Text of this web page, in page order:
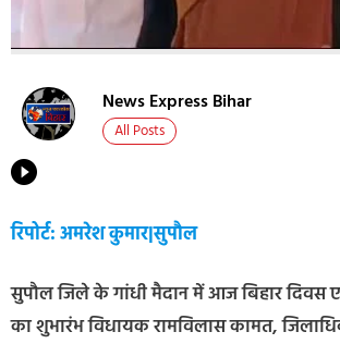
News Express Bihar
All Posts
रिपोर्ट: अमरेश कुमार|सुपौल
सुपौल जिले के गांधी मैदान में आज बिहार दिवस
का शुभारंभ विधायक रामविलास कामत,